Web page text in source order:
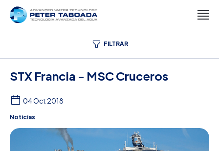
FILTRAR
STX Francia - MSC Cruceros
04 Oct 2018
Noticias